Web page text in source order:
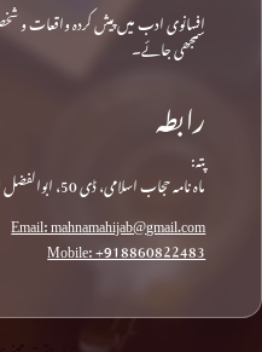
افسانوی ادب میں پیش کردہ واقعات و
سمجھی جائے۔
رابطہ
پتہ:
ماہ نامہ حجاب اسلامی، ڈی 50، ابوالفضل انکلیو، جامعہ نگر، نئی دہلی-25
Email: mahnamahijab@gmail.com
Mobile: +918860822483